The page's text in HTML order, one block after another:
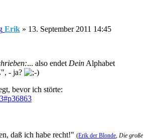
Erik » 13. September 2011 14:45
... also endet Dein Alphabet
- ja?
bevor ich störte:
daß ich habe recht!" (Erik der Blonde, Die große